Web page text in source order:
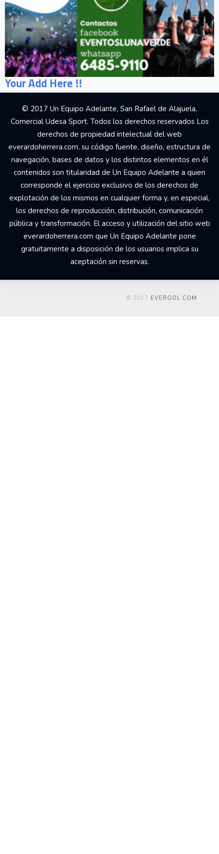
Your Add Here !!
© 2017 Un Equipo Adelante, San Rafael de Alajuela,
Comercial Udesa Sport. Todos los derechos reservados Los
derechos de propiedad intelectual del web
everardoherrera.com, su código fuente, diseño, estructura de
navegación, bases de datos y los distintos elementos en él
contenidos son titularidad de Un Equipo Adelante a quien
corresponde el ejercicio exclusivo de los derechos de
explotación de los mismos en cualquier forma y, en especial,
los derechos de reproducción, distribución, comunicación
pública y transformación. El acceso y utilización del sitio web
everardoherrera.com que Un Equipo Adelante pone
gratuitamente a disposición de los usuarios implica su
aceptación sin reservas.
© 2017 EVERGOL.COM